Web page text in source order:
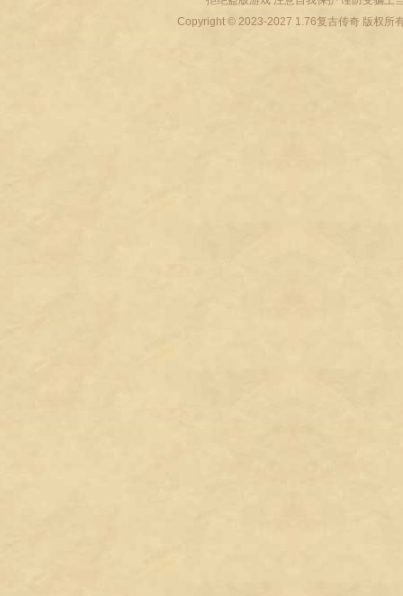
Copyright © 2023-2027 1.76复古传奇版权所